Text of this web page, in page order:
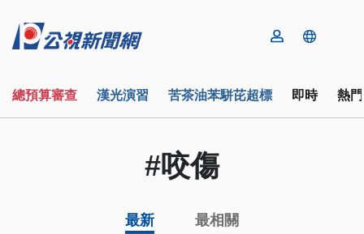
總預算審查 漢光演習 苦茶油苯駢芘超標 即時 熱
#咬傷
最新 最相關